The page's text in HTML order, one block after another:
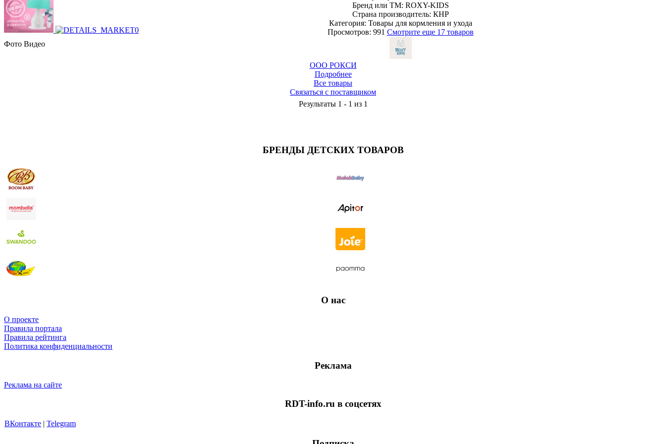
Фото Видео
Бренд или ТМ: ROXY-KIDS
Страна производитель: КНР
Категория: Товары для кормления и ухода
Просмотров: 991 Смотрите еще 17 товаров
ООО РОКСИ
Подробнее
Все товары
Связаться с поставщиком
Результаты 1 - 1 из 1
БРЕНДЫ ДЕТСКИХ ТОВАРОВ
О нас
О проекте
Правила портала
Правила рейтинга
Политика конфиденциальности
Реклама
Реклама на сайте
RDT-info.ru в соцсетях
ВКонтакте | Telegram